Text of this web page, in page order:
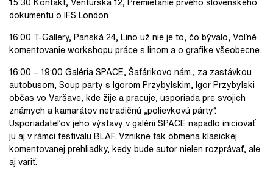
dokumentu o IFS London
16:00 T-Gallery, Panská 24, Lino už nie je to, čo bývalo, Voľné
komentovanie workshopu práce s linom a o grafike všeobecne.
16:00 – 19:00 Galéria SPACE, Šafárikovo nám., za zastávkou
autobusom, Soup party s Igorom Przybylskim, Igor Przybylski
občas vo Varšave, kde žije a pracuje, usporiada pre svojich
známych a kamarátov netradičnú „polievkovú párty“.
Usporiadateľov jeho výstavy v galérii SPACE napadlo iniciovať
ju aj v rámci festivalu BLAF. Vznikne tak obmena klasickej
komentovanej prehliadky, kedy bude autor nielen rozprávať, ale
aj variť.